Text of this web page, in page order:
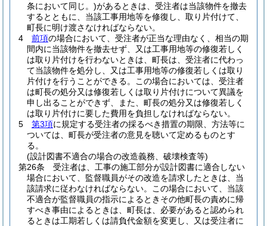
条において同じ。)があるときは、受注者は当該物件を撤去
するとともに、当該工事用地等を修復し、取り片付けて、
町長に明け渡さなければならない。
4
前項の場合において、受注者が正当な理由なく、相当の期
間内に当該物件を撤去せず、又は工事用地等の修復若しく
は取り片付けを行わないときは、町長は、受注者に代わっ
て当該物件を処分し、又は工事用地等の修復若しくは取り
片付けを行うことができる。
この場合においては、受注者
は町長の処分又は修復若しくは取り片付けについて異議を
申し出ることができず、また、町長の処分又は修復若しく
は取り片付けに要した費用を負担しなければならない。
5
第3項に規定する受注者の採るべき措置の期限、方法等に
ついては、町長が受注者の意見を聴いて定めるものとす
る。
(設計図書不適合の場合の改造義務、破壊検査等)
第26条
受注者は、工事の施工部分が設計図書に適合しない
場合において、監督職員がその改造を請求したときは、当
該請求に従わなければならない。
この場合において、当該
不適合が監督職員の指示によるときその他町長の責めに帰
すべき事由によるときは、町長は、必要があると認められ
るときは工期若しくは請負代金額を変更し、又は受注者に